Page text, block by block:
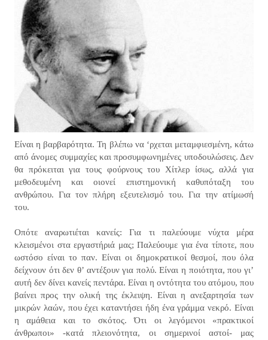
Είναι η βαρβαρότητα. Τη βλέπω να ‘ρχεται μεταμφιεσμένη, κάτω
από άνομες συμμαχίες και προσυμφωνημένες υποδουλώσεις. Δεν
θα πρόκειται για τους φούρνους του Χίτλερ ίσως, αλλά για
μεθοδευμένη και οιονεί επιστημονική καθυπόταξη του
ανθρώπου. Για τον πλήρη εξευτελισμό του. Για την ατίμωσή
του.
Οπότε αναρωτιέται κανείς: Για τι παλεύουμε νύχτα μέρα
κλεισμένοι στα εργαστήριά μας; Παλεύουμε για ένα τίποτε, που
ωστόσο είναι το παν. Είναι οι δημοκρατικοί θεσμοί, που όλα
δείχνουν ότι δεν θ’ αντέξουν για πολύ. Είναι η ποιότητα, που γι’
αυτή δεν δίνει κανείς πεντάρα. Είναι η οντότητα του ατόμου, που
βαίνει προς την ολική της έκλειψη. Είναι η ανεξαρτησία των
μικρών λαών, που έχει καταντήσει ήδη ένα γράμμα νεκρό. Είναι
η αμάθεια και το σκότος. Ότι οι λεγόμενοι «πρακτικοί
άνθρωποι» -κατά πλειονότητα, οι σημερινοί αστοί- μας